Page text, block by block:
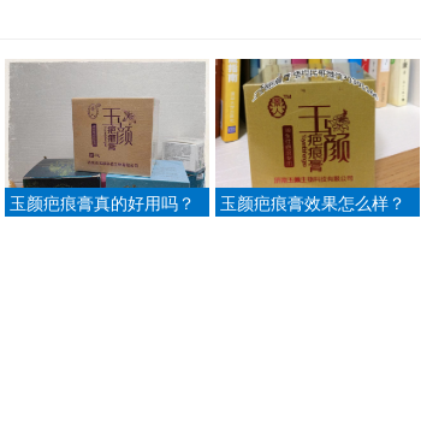
玉颜疤痕膏真的好用吗？ 玉颜疤痕膏效果怎么样？